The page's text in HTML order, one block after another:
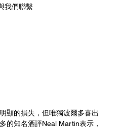
我們聯繫
顯的損失，但唯獨波爾多喜出
的知名酒評Neal Martin表示，